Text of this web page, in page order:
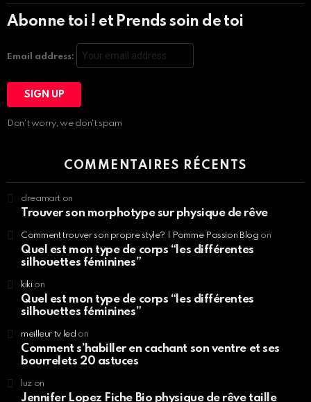
Abonne toi ! et Prends soin de toi
Email address:
Don't worry, we don't spam
COMMENTAIRES RÉCENTS
dreamart on
Trouver son morphotype sur physique de rêve
Comment trouver son propre style? | Pomme Passion Blog on
Quel est mon type de corps “les différentes
silhouettes féminines”
kikion
Quel est mon type de corps “les différentes
silhouettes féminines”
meilleur tv led on
Comment s’habiller en cachant son ventre et ses
bourrelets 20 astuces
luzon
Jennifer Lopez Fiche Bio physique de rêve taille